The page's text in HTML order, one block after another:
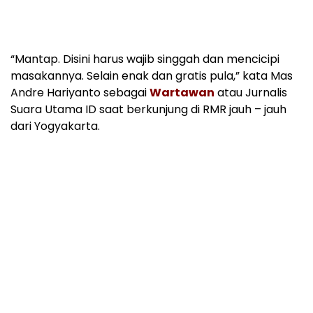
“Mantap. Disini harus wajib singgah dan mencicipi
masakannya. Selain enak dan gratis pula,” kata Mas
Andre Hariyanto sebagaiWartawan atau Jurnalis
Suara Utama ID saat berkunjung di RMR jauh – jauh
dari Yogyakarta.